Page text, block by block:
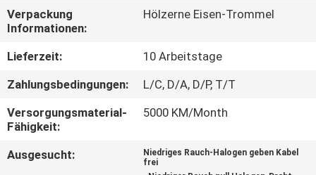
FABRIK
TOUR
QUALITÄTSKONTROLLE
KONTAKT
Verpackung
Informationen:
Hölzerne Eisen-Trommel
Lieferzeit:
10 Arbeitstage
Zahlungsbedingungen:
L/C, D/A, D/P, T/T
Versorgungsmaterial-
Fähigkeit:
5000 KM/Month
Ausgesucht:
Niedriges Rauch-Halogen geben Kabel
frei